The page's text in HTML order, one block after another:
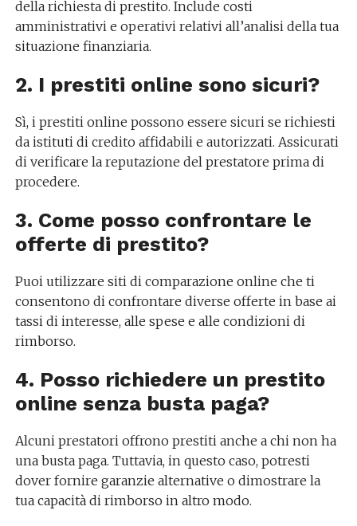
della richiesta di prestito. Include costi
amministrativi e operativi relativi all’analisi della tua
situazione finanziaria.
2. I prestiti online sono sicuri?
Sì, i prestiti online possono essere sicuri se richiesti
da istituti di credito affidabili e autorizzati. Assicurati
di verificare la reputazione del prestatore prima di
procedere.
3. Come posso confrontare le
offerte di prestito?
Puoi utilizzare siti di comparazione online che ti
consentono di confrontare diverse offerte in base ai
tassi di interesse, alle spese e alle condizioni di
rimborso.
4. Posso richiedere un prestito
online senza busta paga?
Alcuni prestatori offrono prestiti anche a chi non ha
una busta paga. Tuttavia, in questo caso, potresti
dover fornire garanzie alternative o dimostrare la
tua capacità di rimborso in altro modo.